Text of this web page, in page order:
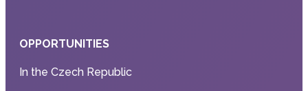
OPPORTUNITIES
In the Czech Republic